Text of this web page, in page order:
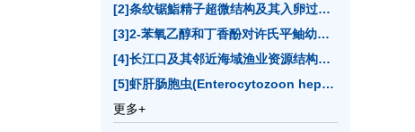
[2]条纹锯鮨精子超微结构及其入卵过程的电镜观察(12707)
[3]2-苯氧乙醇和丁香酚对许氏平鲉幼鱼麻醉效果的实验研究(12608)
[4]长江口及其邻近海域渔业资源结构的季节变化(11914)
[5]虾肝肠胞虫(Enterocytozoon hepatopenaei
更多+